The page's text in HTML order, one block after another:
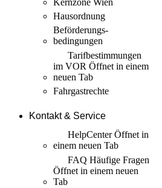
Kernzone Wien
Hausordnung
Beförderungs­
bedingungen
Tarif­bestimmungen
im VOR Öffnet in einem
neuen Tab
Fahrgastrechte
Kontakt & Service
HelpCenterÖffnet in
einem neuen Tab
FAQ Häufige Fragen
Öffnet in einem neuen
Tab